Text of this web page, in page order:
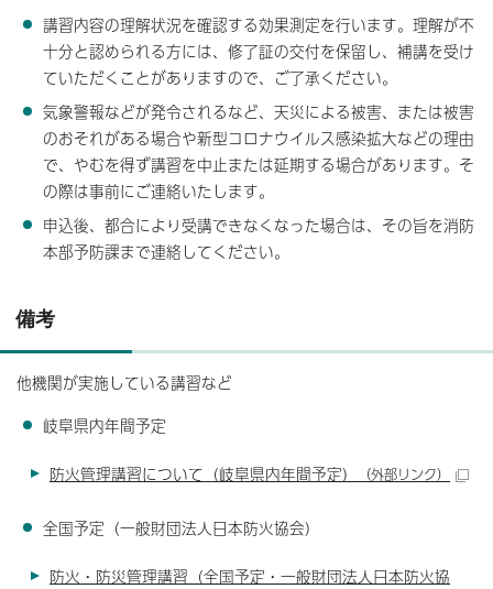
講習内容の理解状況を確認する効果測定を行います。理解が不
十分と認められる方には、修了証の交付を保留し、補講を受け
ていただくことがありますので、ご了承ください。
気象警報などが発令されるなど、天災による被害、または被害
のおそれがある場合や新型コロナウイルス感染拡大などの理由
で、やむを得ず講習を中止または延期する場合があります。そ
の際は事前にご連絡いたします。
申込後、都合により受講できなくなった場合は、その旨を消防
本部予防課まで連絡してください。
備考
他機関が実施している講習など
岐阜県内年間予定
防火管理講習について（岐阜県内年間予定） （外部リンク）
全国予定（一般財団法人日本防火協会）
防火・防災管理講習（全国予定・一般財団法人日本防火協